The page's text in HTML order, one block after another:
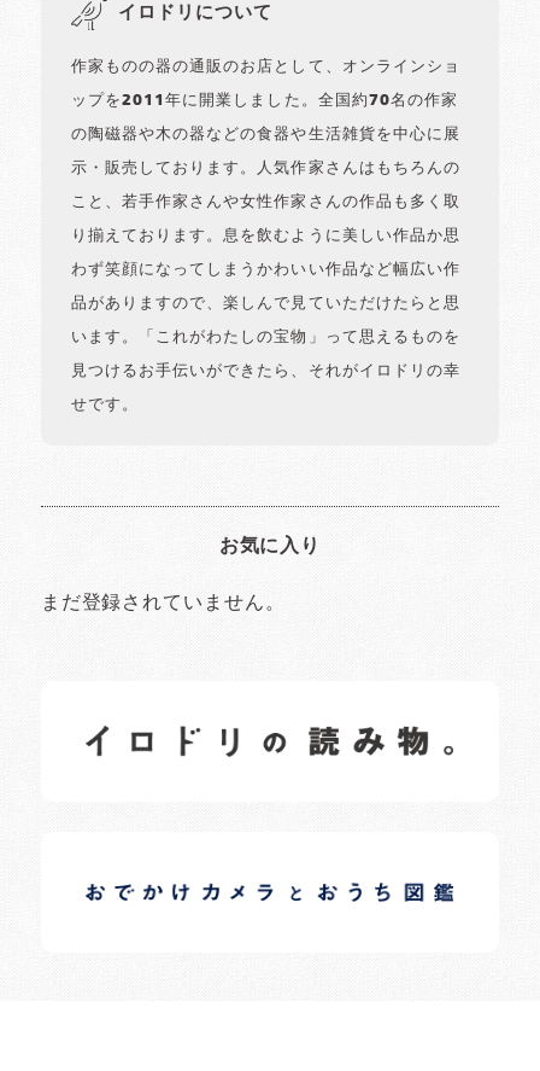
イロドリについて
作家ものの器の通販のお店として、オンラインショ
ップを2011年に開業しました。全国約70名の作家
の陶磁器や木の器などの食器や生活雑貨を中心に展
示・販売しております。人気作家さんはもちろんの
こと、若手作家さんや女性作家さんの作品も多く取
り揃えております。息を飲むように美しい作品か思
わず笑顔になってしまうかわいい作品など幅広い作
品がありますので、楽しんで見ていただけたらと思
います。「これがわたしの宝物」って思えるものを
見つけるお手伝いができたら、それがイロドリの幸
せです。
お気に入り
まだ登録されていません。
日常の様子など随時更新中です。
日常の様子など随時更新中です。